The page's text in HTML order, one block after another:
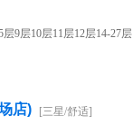
9层10层11层12层14-27层
店)
[三星/舒适]